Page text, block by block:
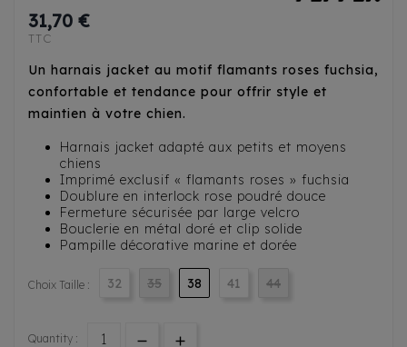
31,70 €
TTC
Un harnais jacket au motif flamants roses fuchsia,
confortable et tendance pour offrir style et
maintien à votre chien.
Harnais jacket adapté aux petits et moyens
chiens
Imprimé exclusif « flamants roses » fuchsia
Doublure en interlock rose poudré douce
Fermeture sécurisée par large velcro
Bouclerie en métal doré et clip solide
Pampille décorative marine et dorée
Choix Taille : 32 35 38 41 44
Quantity :